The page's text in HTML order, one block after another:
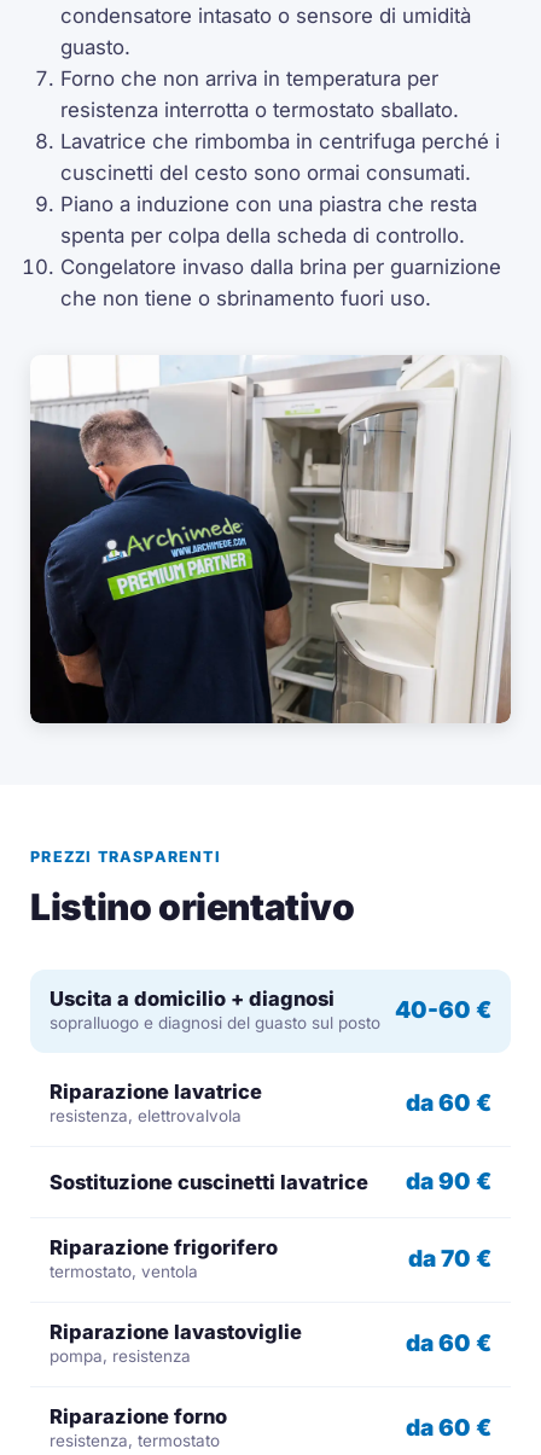
condensatore intasato o sensore di umidità
guasto.
Forno che non arriva in temperatura per
resistenza interrotta o termostato sballato.
Lavatrice che rimbomba in centrifuga perché i
cuscinetti del cesto sono ormai consumati.
Piano a induzione con una piastra che resta
spenta per colpa della scheda di controllo.
Congelatore invaso dalla brina per guarnizione
che non tiene o sbrinamento fuori uso.
PREZZI TRASPARENTI
Listino orientativo
Uscita a domicilio + diagnosi
sopralluogo e diagnosi del guasto sul posto 40-60 €
Riparazione lavatrice
resistenza, elettrovalvola da 60 €
Sostituzione cuscinetti lavatrice da 90 €
Riparazione frigorifero
termostato, ventola da 70 €
Riparazione lavastoviglie
pompa, resistenza da 60 €
Riparazione forno
resistenza, termostato da 60 €